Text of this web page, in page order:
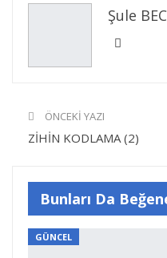
Şule
ÖNCEKI YAZI
ZİHİN KODLAMA (2)
Bunları Da
GÜNCEL